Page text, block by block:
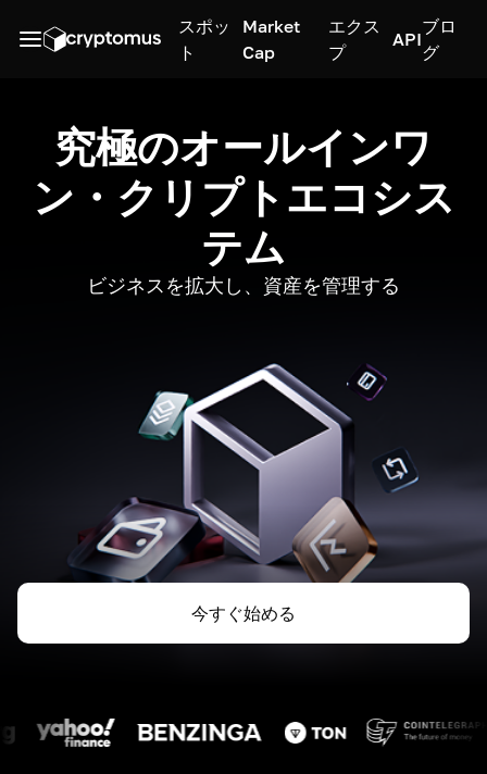
スポッ
ト
Market
Cap
エクス
プ
API
ブロ
グ
究極のオールインワ
ン・クリプトエコシス
テム
ビジネスを拡大し、資産を管理する
今すぐ始める